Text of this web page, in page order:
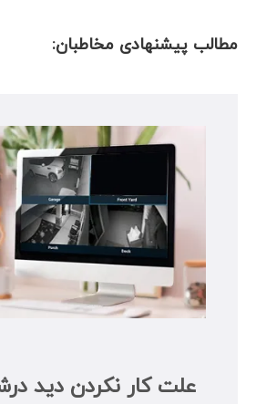
مطالب پیشنهادی مخاطبان:
علت کار نکردن دید